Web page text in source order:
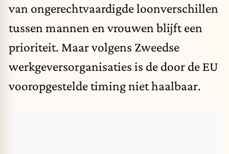
van ongerechtvaardigde loonverschillen
tussen mannen en vrouwen blijft een
prioriteit. Maar volgens Zweedse
werkgeversorganisaties is de door de EU
vooropgestelde timing niet haalbaar.